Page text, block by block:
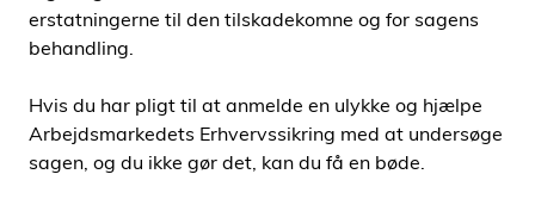
erstatningerne til den tilskadekomne og for sagens
behandling.
Hvis du har pligt til at anmelde en ulykke og hjælpe
Arbejdsmarkedets Erhvervssikring med at undersøge
sagen, og du ikke gør det, kan du få en bøde.